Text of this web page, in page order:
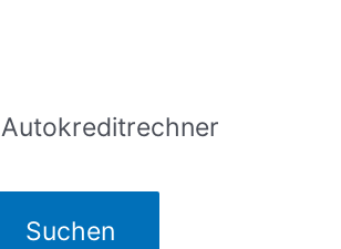
Autokreditrechner
Suchen